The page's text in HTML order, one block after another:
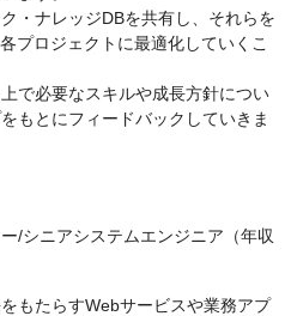
・ナレッジDBを共有し、それらを
プロジェクトに最適化していくこ
で必要なスキルや成長方針につい
もとにフィードバックしていきま
/シニアシステムエンジニア（年収
もたらすWebサービスや業務アプ